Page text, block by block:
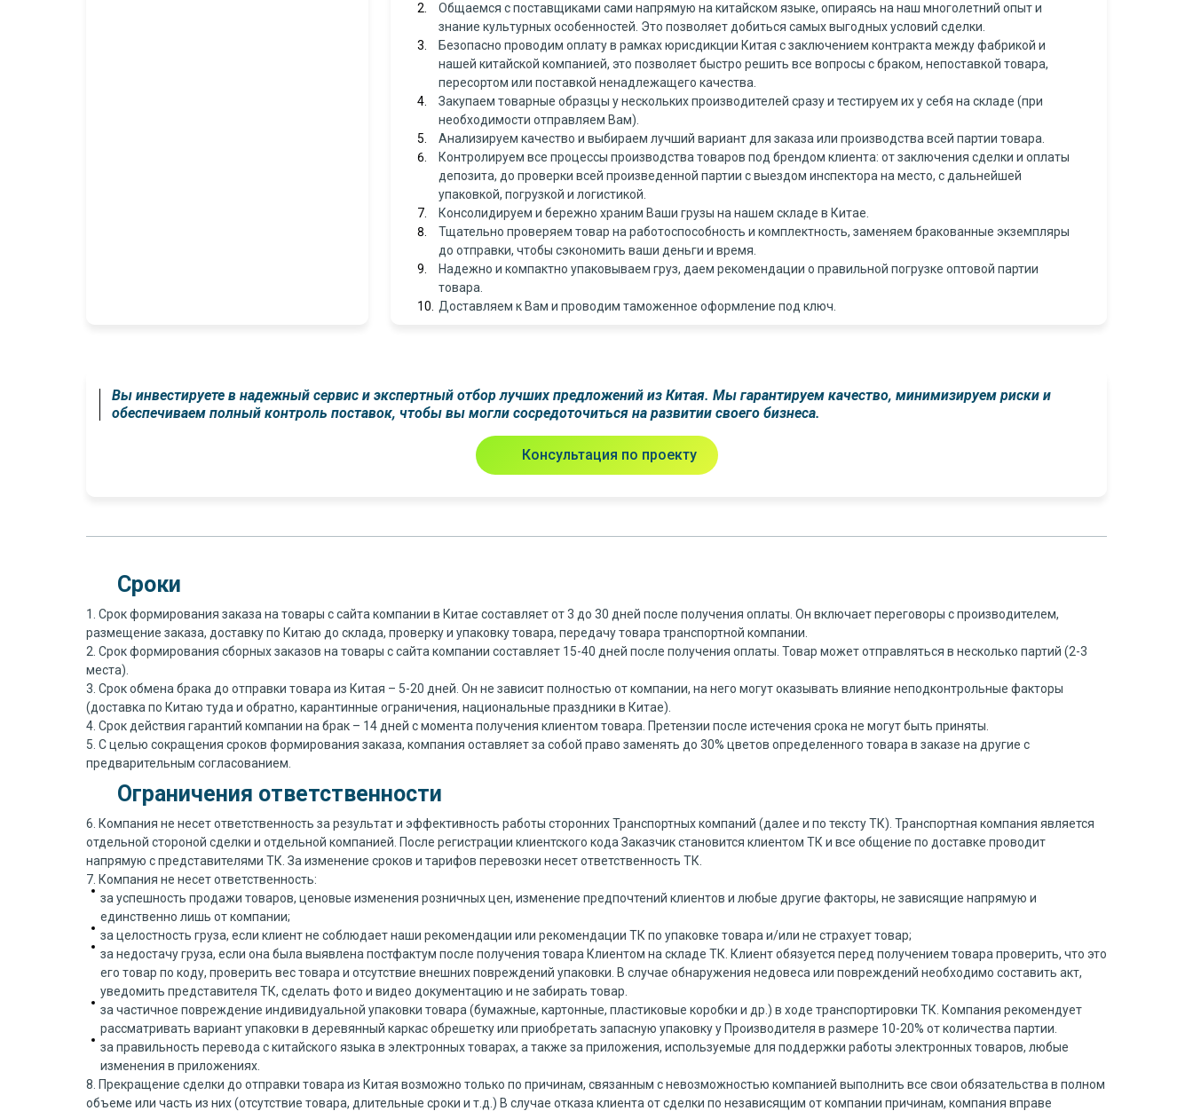
Общаемся с поставщиками сами напрямую на китайском языке, опираясь на наш многолетний опыт и
знание культурных особенностей. Это позволяет добиться самых выгодных условий сделки.
Безопасно проводим оплату в рамках юрисдикции Китая с заключением контракта между фабрикой и
нашей китайской компанией, это позволяет быстро решить все вопросы с браком, непоставкой товара,
пересортом или поставкой ненадлежащего качества.
Закупаем товарные образцы у нескольких производителей сразу и тестируем их у себя на складе (при
необходимости отправляем Вам).
Анализируем качество и выбираем лучший вариант для заказа или производства всей партии товара.
Контролируем все процессы производства товаров под брендом клиента: от заключения сделки и оплаты
депозита, до проверки всей произведенной партии с выездом инспектора на место, с дальнейшей
упаковкой, погрузкой и логистикой.
Консолидируем и бережно храним Ваши грузы на нашем складе в Китае.
Тщательно проверяем товар на работоспособность и комплектность, заменяем бракованные экземпляры
до отправки, чтобы сэкономить ваши деньги и время.
Надежно и компактно упаковываем груз, даем рекомендации о правильной погрузке оптовой партии
товара.
Доставляем к Вам и проводим таможенное оформление под ключ.
Вы инвестируете в надежный сервис и экспертный отбор лучших предложений из Китая. Мы гарантируем качество, минимизируем риски и
обеспечиваем полный контроль поставок, чтобы вы могли сосредоточиться на развитии своего бизнеса.
Консультация по проекту
Сроки
1. Срок формирования заказа на товары с сайта компании в Китае составляет от 3 до 30 дней после получения оплаты. Он включает переговоры с производителем,
размещение заказа, доставку по Китаю до склада, проверку и упаковку товара, передачу товара транспортной компании.
2. Срок формирования сборных заказов на товары с сайта компании составляет 15-40 дней после получения оплаты. Товар может отправляться в несколько партий (2-3
места).
3. Срок обмена брака до отправки товара из Китая – 5-20 дней. Он не зависит полностью от компании, на него могут оказывать влияние неподконтрольные факторы
(доставка по Китаю туда и обратно, карантинные ограничения, национальные праздники в Китае).
4. Срок действия гарантий компании на брак – 14 дней с момента получения клиентом товара. Претензии после истечения срока не могут быть приняты.
5. С целью сокращения сроков формирования заказа, компания оставляет за собой право заменять до 30% цветов определенного товара в заказе на другие с
предварительным согласованием.
Ограничения ответственности
6. Компания не несет ответственность за результат и эффективность работы сторонних Транспортных компаний (далее и по тексту ТК). Транспортная компания является
отдельной стороной сделки и отдельной компанией. После регистрации клиентского кода Заказчик становится клиентом ТК и все общение по доставке проводит
напрямую с представителями ТК. За изменение сроков и тарифов перевозки несет ответственность ТК.
7. Компания не несет ответственность:
за успешность продажи товаров, ценовые изменения розничных цен, изменение предпочтений клиентов и любые другие факторы, не зависящие напрямую и
единственно лишь от компании;
за целостность груза, если клиент не соблюдает наши рекомендации или рекомендации ТК по упаковке товара и/или не страхует товар;
за недостачу груза, если она была выявлена постфактум после получения товара Клиентом на складе ТК. Клиент обязуется перед получением товара проверить, что это
его товар по коду, проверить вес товара и отсутствие внешних повреждений упаковки. В случае обнаружения недовеса или повреждений необходимо составить акт,
уведомить представителя ТК, сделать фото и видео документацию и не забирать товар.
за частичное повреждение индивидуальной упаковки товара (бумажные, картонные, пластиковые коробки и др.) в ходе транспортировки ТК. Компания рекомендует
рассматривать вариант упаковки в деревянный каркас обрешетку или приобретать запасную упаковку у Производителя в размере 10-20% от количества партии.
за правильность перевода с китайского языка в электронных товарах, а также за приложения, используемые для поддержки работы электронных товаров, любые
изменения в приложениях.
8. Прекращение сделки до отправки товара из Китая возможно только по причинам, связанным с невозможностью компанией выполнить все свои обязательства в полном
объеме или часть из них (отсутствие товара, длительные сроки и т.д.) В случае отказа клиента от сделки по независящим от компании причинам, компания вправе